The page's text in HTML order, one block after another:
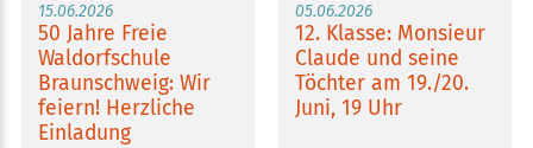
15.06.2026
50 Jahre Freie
Waldorfschule
Braunschweig: Wir
feiern! Herzliche
Einladung
05.06.2026
12. Klasse: Monsieur
Claude und seine
Töchter am 19./20.
Juni, 19 Uhr